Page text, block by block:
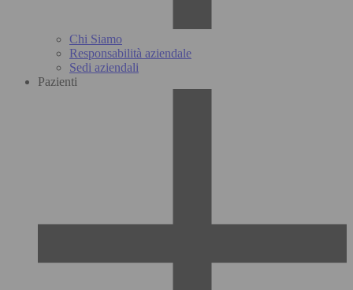
Chi Siamo
Responsabilità aziendale
Sedi aziendali
Pazienti